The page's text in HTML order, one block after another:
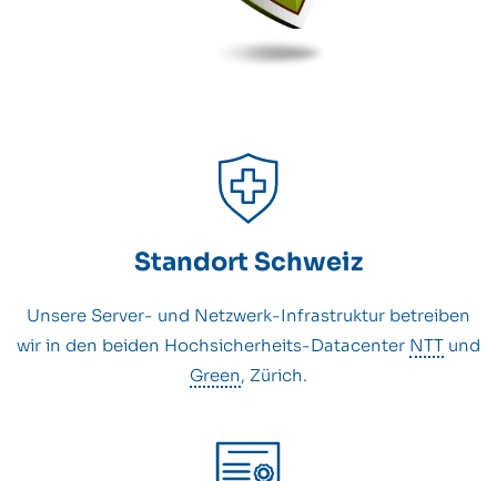
Standort Schweiz
Unsere Server- und Netzwerk-Infrastruktur betreiben
wir in den beiden Hochsicherheits-Datacenter NTT und
Green, Zürich.